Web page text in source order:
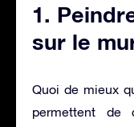
1.
sur le
Quoi de mieux
permettent de